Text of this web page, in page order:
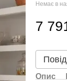
Немає в
7
Опис